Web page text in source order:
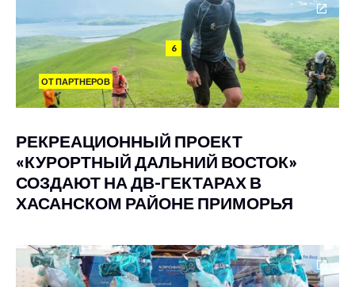
6
ОТ ПАРТНЕРОВ
РЕКРЕАЦИОННЫЙ ПРОЕКТ
«КУРОРТНЫЙ ДАЛЬНИЙ ВОСТОК»
СОЗДАЮТ НА ДВ-ГЕКТАРАХ В
ХАСАНСКОМ РАЙОНЕ ПРИМОРЬЯ